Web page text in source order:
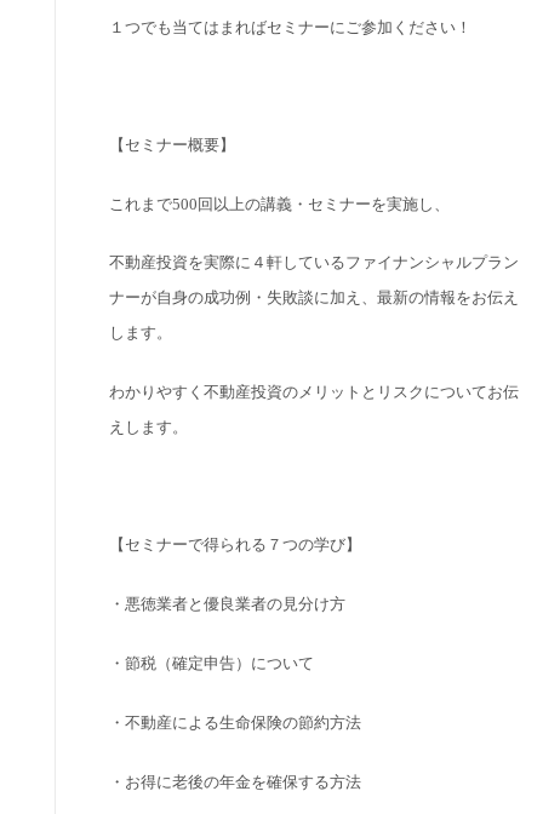
１つでも当てはまればセミナーにご参加ください！
【セミナー概要】
これまで500 回以上の講義・セミナーを実施し、
不動産投資を実際に４軒しているファイナンシャルプラン
ナーが自身の成功例・失敗談に加え、最新の情報をお伝え
します。
わかりやすく不動産投資のメリットとリスクについてお伝
えします。
【セミナーで得られる７つの学び】
・悪徳業者と優良業者の見分け方
・節税（確定申告）について
・不動産による生命保険の節約方法
・お得に老後の年金を確保する方法